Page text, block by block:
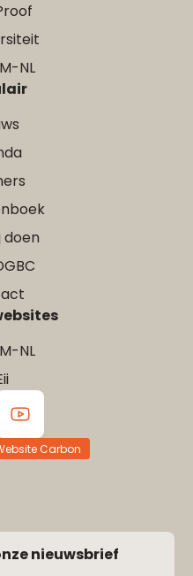
NL
doen
NL
Carbon
nieuwsbrief